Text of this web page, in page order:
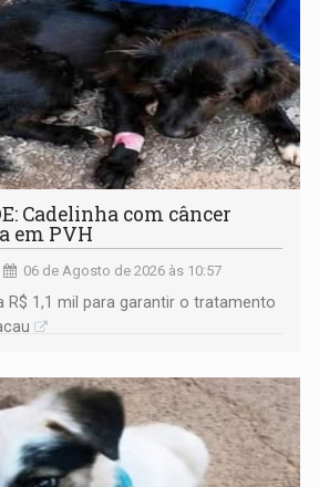
Cadelinha com câncer
em PVH
06 de Agosto de 2026 às 10:57
R$ 1,1 mil para garantir o tratamento